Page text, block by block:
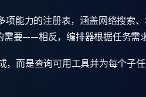
能力的注册表，涵盖网络搜索、
要——相反，编排器根据任务需
而是查询可用工具并为每个子